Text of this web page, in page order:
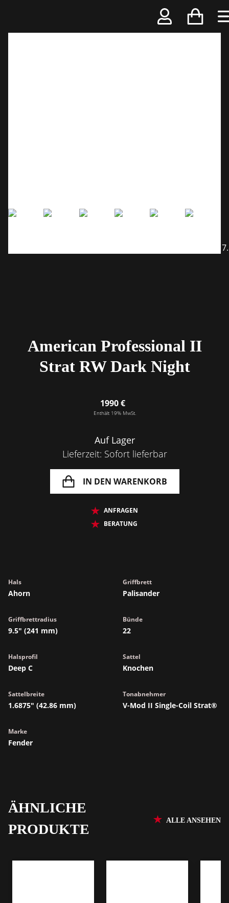
American Professional II
Strat RW Dark Night
1990 €
Enthält 19% MwSt.
Auf Lager
Lieferzeit: Sofort lieferbar
IN DEN WARENKORB
ANFRAGEN
BERATUNG
Hals
Ahorn
Griffbrett
Palisander
Griffbrettradius
9.5" (241 mm)
Bünde
22
Halsprofil
Deep C
Sattel
Knochen
Sattelbreite
1.6875" (42.86 mm)
Tonabnehmer
V-Mod II Single-Coil Strat®
Marke
Fender
ÄHNLICHE
PRODUKTE
ALLE ANSEHEN